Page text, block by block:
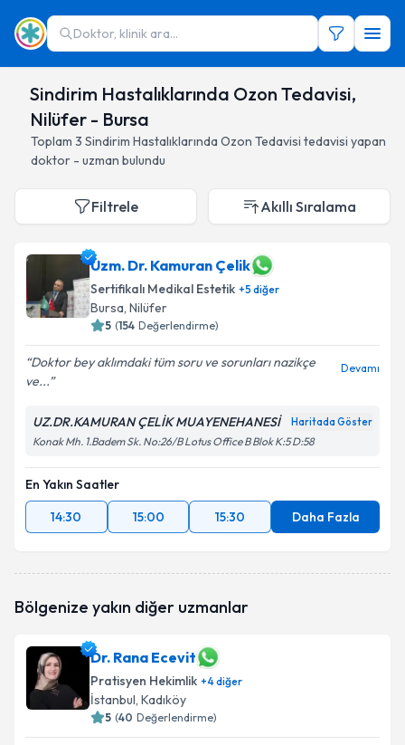
Doktor, klinik ara...
Sindirim Hastalıklarında Ozon Tedavisi,
Nilüfer - Bursa
Toplam 3 Sindirim Hastalıklarında Ozon Tedavisi tedavisi yapan
doktor - uzman bulundu
Filtrele Akıllı Sıralama
Uzm. Dr. Kamuran Çelik
Sertifikalı Medikal Estetik +5 diğer
Bursa, Nilüfer
5 (154 Değerlendirme)
Doktor bey aklımdaki tüm soru ve sorunları nazikçe
ve...
Devamı
UZ.DR.KAMURAN ÇELİK MUAYENEHANESİ Haritada Göster
Konak Mh. 1.Badem Sk. No:26/B Lotus Office B Blok K:5 D:58
En Yakın Saatler
14:30
15:00 15:30 Daha Fazla
Bölgenize yakın diğer uzmanlar
Dr. Rana Ecevit
Pratisyen Hekimlik +4diğer
İstanbul, Kadıköy
5 (40 Değerlendirme)